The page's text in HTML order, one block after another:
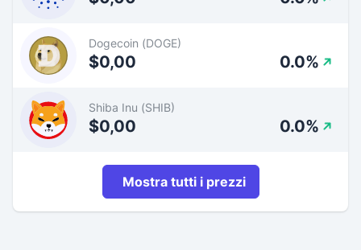
Dogecoin (DOGE)
$0,00 0.0%
Shiba Inu (SHIB)
$0,00 0.0%
Mostra tutti i prezzi